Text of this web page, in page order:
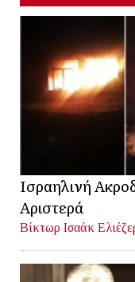
Ισραηλινή
Αριστερά
Βίκτωρ Ισαάκ